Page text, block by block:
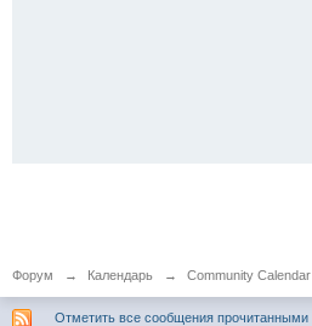
Форум → Календарь → Community Calendar
Отметить все сообщения прочитанными